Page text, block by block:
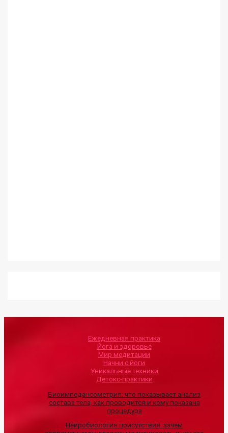
Ежедневная практика
Йога и здоровье
Мир медитации
Начни с йоги
Уникальные техники
Детокс-практики
Биоимпедансометрия: что показывает анализ
состава тела, как проводится и кому показана
процедура
Нейробиология присутствия: зачем